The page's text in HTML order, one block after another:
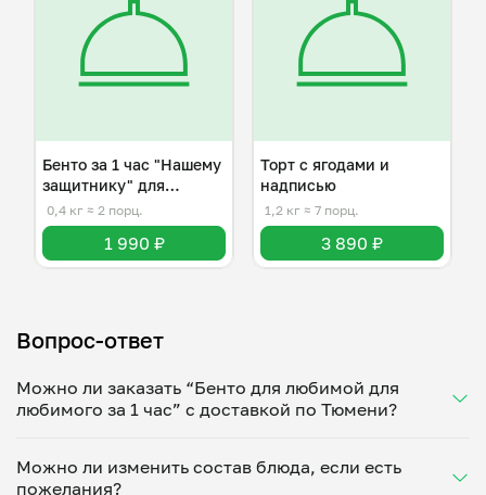
Бенто за 1 час "Нашему
защитнику" для
мужчины
0,4 кг ≈ 2 порц.
1 990 ₽
Торт с ягодами и
надписью
1,2 кг ≈ 7 порц.
3 890 ₽
Вопрос-ответ
Можно ли заказать “Бенто для любимой для
любимого за 1 час” с доставкой по Тюмени?
Укажите удобное время — и получите свежее
Можно ли изменить состав блюда, если есть
пожелания?